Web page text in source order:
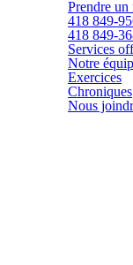
Prendre un
418 849-
418 849-
Services
Notre
Exercices
Chroniques
Nous